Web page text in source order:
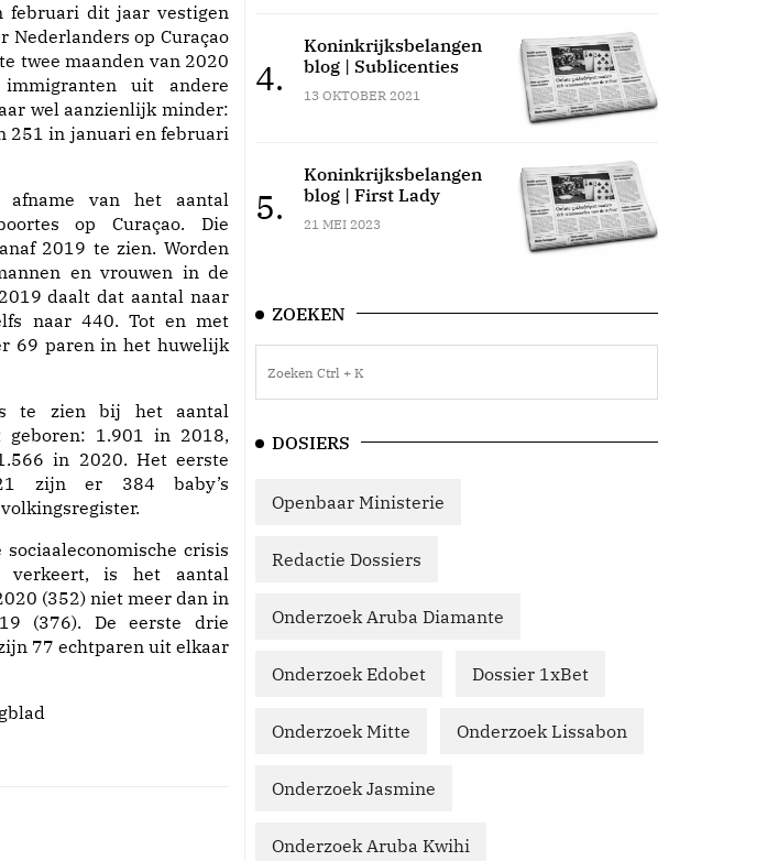
februari dit jaar vestigen
Nederlanders op Curaçao
twee maanden van 2020
uit andere
wel aanzienlijk minder:
251 in januari en februari
van het aantal
op Curaçao. Die
2019 te zien. Worden
en vrouwen in de
daalt dat aantal naar
naar 440. Tot en met
69 paren in het huwelijk
te zien bij het aantal
1.901 in 2018,
in 2020. Het eerste
zijn er 384 baby’s
crisis
verkeert, is het aantal
(352) niet meer dan in
(376). De eerste drie
77 echtparen uit elkaar
4.
Koninkrijksbelangen
blog | Sublicenties
13 OKTOBER 2021
5.
Koninkrijksbelangen
blog | First Lady
21 MEI 2023
ZOEKEN
DOSIERS
Openbaar Ministerie
Redactie Dossiers
Onderzoek Aruba Diamante
Onderzoek Edobet Dossier 1xBet
Onderzoek Mitte Onderzoek Lissabon
Onderzoek Jasmine
Onderzoek Aruba Kwihi